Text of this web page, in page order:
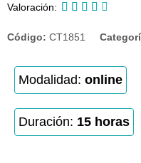
Valoración:     
Código: CT1851
Modalidad: online
Duración: 15 horas